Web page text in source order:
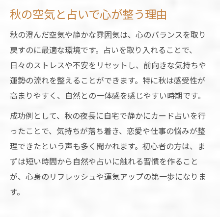
秋の空気と占いで心が整う理由
秋の澄んだ空気や静かな雰囲気は、心のバランスを取り
戻すのに最適な環境です。占いを取り入れることで、
日々のストレスや不安をリセットし、前向きな気持ちや
運勢の流れを整えることができます。特に秋は感受性が
高まりやすく、自然との一体感を感じやすい時期です。
成功例として、秋の夜長に自宅で静かにカード占いを行
ったことで、気持ちが落ち着き、恋愛や仕事の悩みが整
理できたという声も多く聞かれます。初心者の方は、ま
ずは短い時間から自然や占いに触れる習慣を作ること
が、心身のリフレッシュや運気アップの第一歩になりま
す。